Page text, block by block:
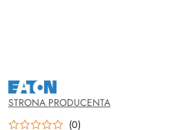
NAZWA
PRODUCENTA:
EATON
STRONA PRODUCENTA
(0)